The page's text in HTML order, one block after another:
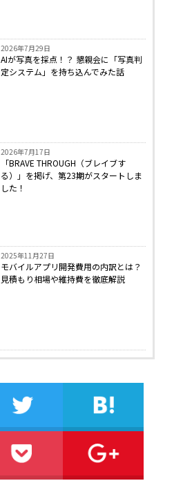
2026年7月29日
AIが写真を採点！？ 懇親会に「写真判
定システム」を持ち込んでみた話
2026年7月17日
「BRAVE THROUGH（ブレイブす
る）」を掲げ、第23期がスタートしま
した！
2025年11月27日
モバイルアプリ開発費用の内訳とは？
見積もり相場や維持費を徹底解説